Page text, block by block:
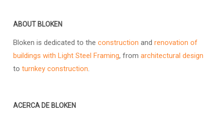
ABOUT BLOKEN
Bloken is dedicated to the construction and renovation of
buildings with Light Steel Framing, from architectural design
to turnkey construction.
ACERCA DE BLOKEN